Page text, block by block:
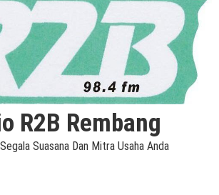
R2B Rembang
Suasana Dan Mitra Usaha Anda